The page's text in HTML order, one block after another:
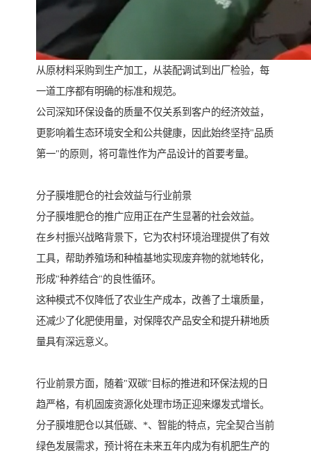
从原材料采购到生产加工，从装配调试到出厂检验，每
一道工序都有明确的标准和规范。
公司深知环保设备的质量不仅关系到客户的经济效益，
更影响着生态环境安全和公共健康，因此始终坚持"品质
第一"的原则，将可靠性作为产品设计的首要考量。
分子膜堆肥仓的社会效益与行业前景
分子膜堆肥仓的推广应用正在产生显著的社会效益。
在乡村振兴战略背景下，它为农村环境治理提供了有效
工具，帮助养殖场和种植基地实现废弃物的就地转化，
形成"种养结合"的良性循环。
这种模式不仅降低了农业生产成本，改善了土壤质量，
还减少了化肥使用量，对保障农产品安全和提升耕地质
量具有深远意义。
行业前景方面，随着"双碳"目标的推进和环保法规的日
趋严格，有机固废资源化处理市场正迎来爆发式增长。
分子膜堆肥仓以其低碳、*、智能的特点，完全契合当前
绿色发展需求，预计将在未来五年内成为有机肥生产的